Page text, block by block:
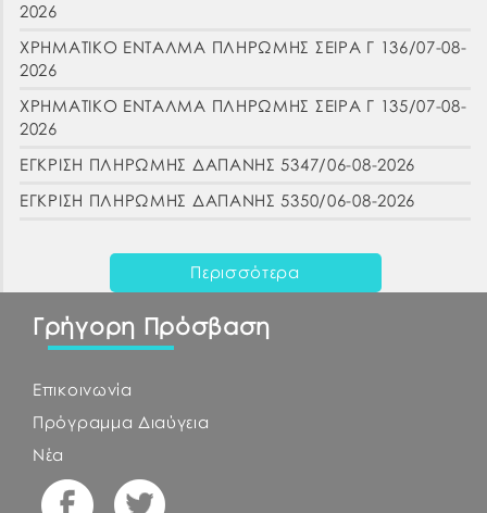
2026
ΧΡΗΜΑΤΙΚΟ ΕΝΤΑΛΜΑ ΠΛΗΡΩΜΗΣ ΣΕΙΡΑ Γ 136/07-08-
2026
ΧΡΗΜΑΤΙΚΟ ΕΝΤΑΛΜΑ ΠΛΗΡΩΜΗΣ ΣΕΙΡΑ Γ 135/07-08-
2026
ΕΓΚΡΙΣΗ ΠΛΗΡΩΜΗΣ ΔΑΠΑΝΗΣ 5347/06-08-2026
ΕΓΚΡΙΣΗ ΠΛΗΡΩΜΗΣ ΔΑΠΑΝΗΣ 5350/06-08-2026
Περισσότερα
Γρήγορη Πρόσβαση
Επικοινωνία
Πρόγραμμα Διαύγεια
Νέα